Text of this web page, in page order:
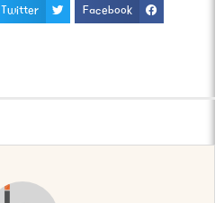
Facebook
Twitter